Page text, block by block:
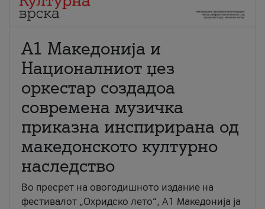
А1 Македонија и
Националниот џез
оркестар создадоа
современа музичка
приказна инспирирана од
македонското културно
наследство
Во пресрет на овогодишното издание на
фестивалот „Охридско лето“, А1 Македонија ја